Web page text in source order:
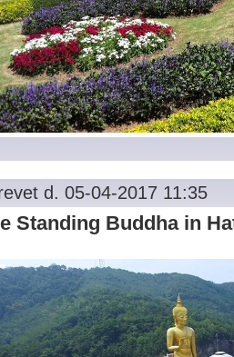
d. 05-04-2017 11:35
Standing Buddha in